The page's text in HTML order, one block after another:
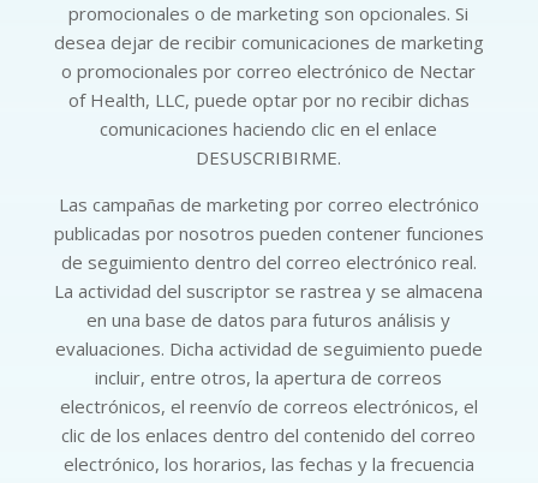
promocionales o de marketing son opcionales. Si
desea dejar de recibir comunicaciones de marketing
o promocionales por correo electrónico de Nectar
of Health, LLC, puede optar por no recibir dichas
comunicaciones haciendo clic en el enlace
DESUSCRIBIRME.
Las campañas de marketing por correo electrónico
publicadas por nosotros pueden contener funciones
de seguimiento dentro del correo electrónico real.
La actividad del suscriptor se rastrea y se almacena
en una base de datos para futuros análisis y
evaluaciones. Dicha actividad de seguimiento puede
incluir, entre otros, la apertura de correos
electrónicos, el reenvío de correos electrónicos, el
clic de los enlaces dentro del contenido del correo
electrónico, los horarios, las fechas y la frecuencia